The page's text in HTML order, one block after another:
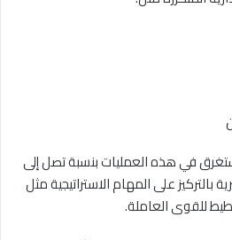
في هذه العمليات بنسبة تصل إلى
بالتركيز على المهام الاستراتيجية مثل
للقوى العاملة.